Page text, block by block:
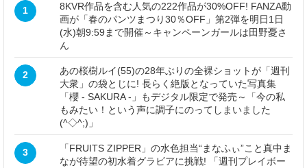
1
8KVR作品を含む人気の222作品が30%OFF! FANZA動
画が「春のパンツまつり30％OFF」第2弾を明日1日
(水)朝9:59まで開催～キャンペーンガールは田野憂さ
ん
2
あの桜樹ルイ(55)の28年ぶりの全裸ショットが「週刊
大衆」の袋とじに! 長らく絶版となっていた写真集
「櫻 - SAKURA -」もデジタル限定で発売～「今の私
もみたい！という声に調子にのってしまいました
(^◇^;)」
3
「FRUITS ZIPPER」の水色担当“まなふぃ”こと真中ま
なが待望の初水着グラビアに挑戦! 「週刊プレイボー